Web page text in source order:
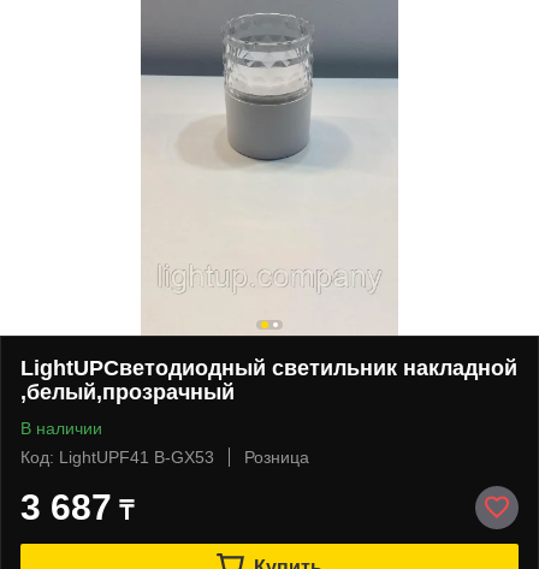
LightUPСветодиодный светильник накладной
,белый,прозрачный
В наличии
Код: LightUPF41 В-GX53
Розница
3 687 ₸